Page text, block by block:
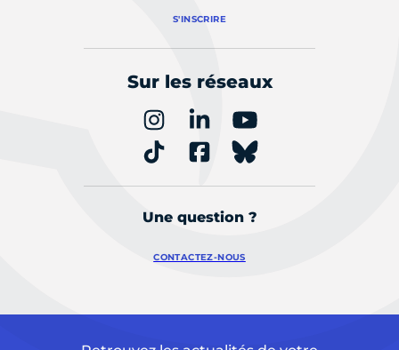
S'INSCRIRE
Sur les réseaux
Une question ?
CONTACTEZ-NOUS